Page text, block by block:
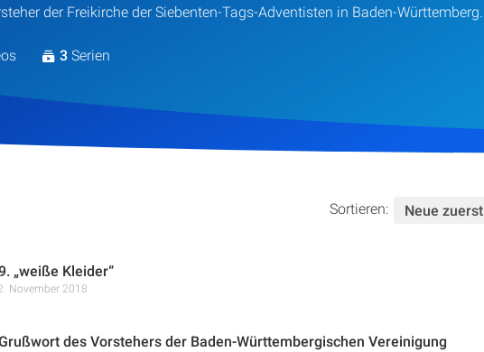
der Freikirche der Siebenten-Tags-Adventisten in Baden-Württemberg.
3Serien
Sortieren: Neue zuerst
„weiße Kleider“
November 2018
des Vorstehers der Baden-Württembergischen Vereinigung